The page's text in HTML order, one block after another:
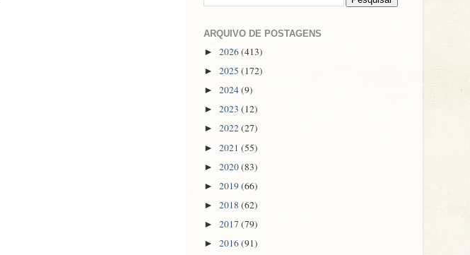
ARQUIVO DE POSTAGENS
► 2026(413)
► 2025 (172)
► 2024(9)
► 2023 (12)
► 2022(27)
► 2021 (55)
► 2020(83)
► 2019(66)
► 2018 (62)
► 2017 (79)
► 2016(91)